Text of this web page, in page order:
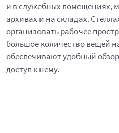
и в служебных помещениях,
архивах и на складах.
организовать рабочее
большое количество вещей
обеспечивают удобный
доступ к нему.